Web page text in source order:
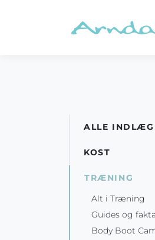
ALLE INDLÆG
KOST
TRÆNING
Alt i Træning
Guides og fakta
Body Boot